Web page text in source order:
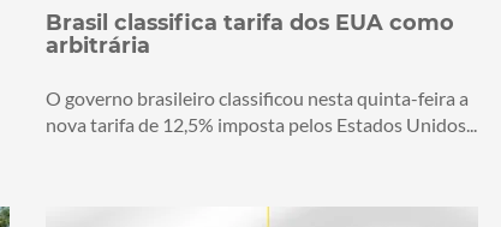
Brasil classifica tarifa dos EUA como
arbitrária
O governo brasileiro classificou nesta quinta-feira a
nova tarifa de 12,5% imposta pelos Estados Unidos...